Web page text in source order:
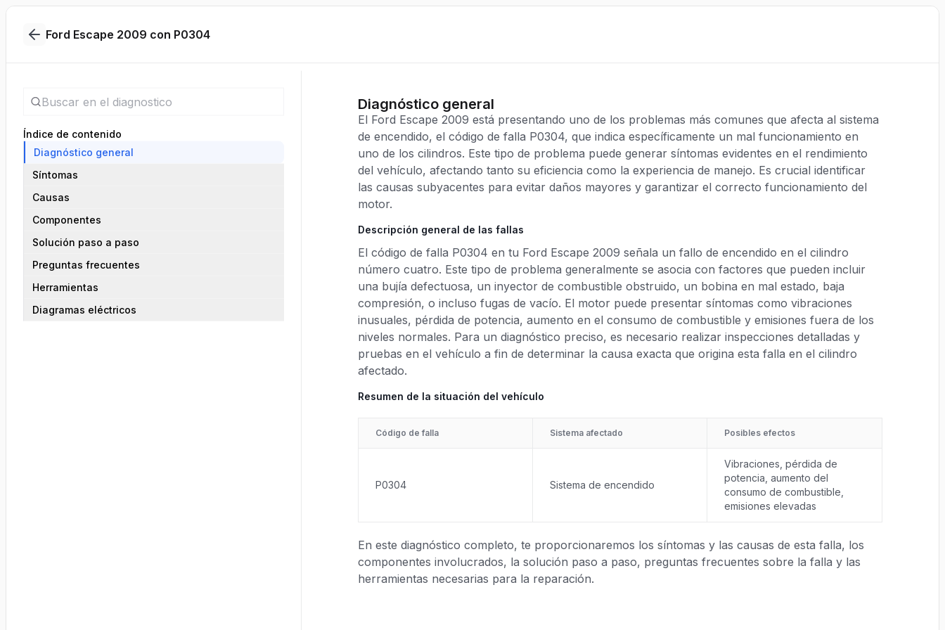
Ford Escape 2009 con P0304
Índice de contenido
Diagnóstico general
Síntomas
Causas
Componentes
Solución paso a paso
Preguntas frecuentes
Herramientas
Diagramas eléctricos
Diagnóstico general
El Ford Escape 2009 está presentando uno de los problemas más comunes que afecta al sistema
de encendido, el código de falla P0304, que indica específicamente un mal funcionamiento en
uno de los cilindros. Este tipo de problema puede generar síntomas evidentes en el rendimiento
del vehículo, afectando tanto su eficiencia como la experiencia de manejo. Es crucial identificar
las causas subyacentes para evitar daños mayores y garantizar el correcto funcionamiento del
motor.
Descripción general de las fallas
El código de falla P0304 en tu Ford Escape 2009 señala un fallo de encendido en el cilindro
número cuatro. Este tipo de problema generalmente se asocia con factores que pueden incluir
una bujía defectuosa, un inyector de combustible obstruido, un bobina en mal estado, baja
compresión, o incluso fugas de vacío. El motor puede presentar síntomas como vibraciones
inusuales, pérdida de potencia, aumento en el consumo de combustible y emisiones fuera de los
niveles normales. Para un diagnóstico preciso, es necesario realizar inspecciones detalladas y
pruebas en el vehículo a fin de determinar la causa exacta que origina esta falla en el cilindro
afectado.
Resumen de la situación del vehículo
Código de falla Sistema afectado Posibles efectos
P0304 Sistema de encendido
Vibraciones, pérdida de
potencia, aumento del
consumo de combustible,
emisiones elevadas
En este diagnóstico completo, te proporcionaremos los síntomas y las causas de esta falla, los
componentes involucrados, la solución paso a paso, preguntas frecuentes sobre la falla y las
herramientas necesarias para la reparación.